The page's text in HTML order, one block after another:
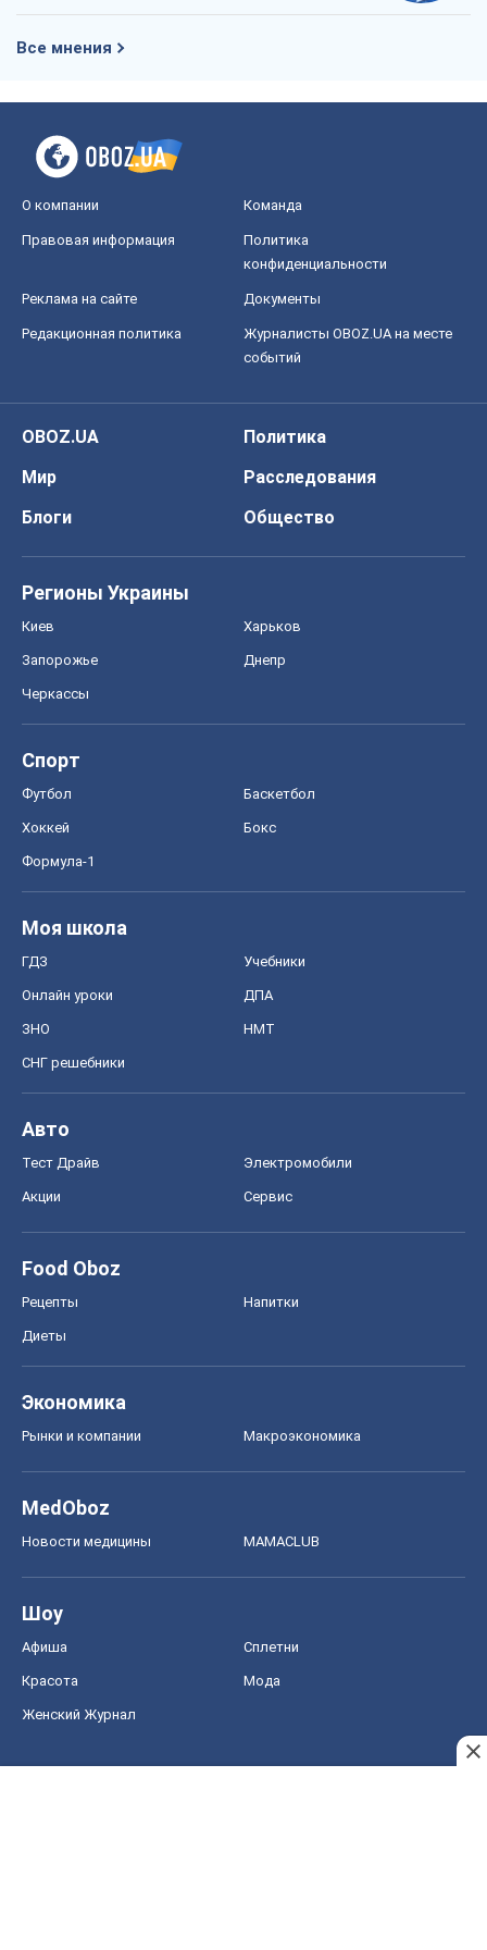
Все мнения
О компании Команда
Правовая информация
Политика
конфиденциальности
Реклама на сайте Документы
Редакционная политика
Журналисты OBOZ.UA на месте
событий
OBOZ.UA
Политика
Мир
Расследования
Блоги
Общество
Регионы Украины
Киев Харьков
Запорожье Днепр
Черкассы
Спорт
Футбол Баскетбол
Хоккей Бокс
Формула-1
Моя школа
ГДЗ Учебники
Онлайн уроки ДПА
ЗНО НМТ
СНГ решебники
Авто
Тест Драйв Электромобили
Акции Сервис
Food Oboz
Рецепты Напитки
Диеты
Экономика
Рынки и компании Mакроэкономика
MedOboz
Новости медицины MAMACLUB
Шоу
Афиша Сплетни
Красота Мода
Женский Журнал